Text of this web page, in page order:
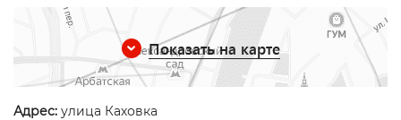
Показать на карте
Адрес: улица Каховка